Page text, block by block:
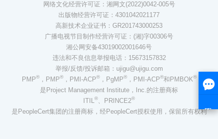
网络文化经营许可证：湘网文(2022)0042-005号
出版物经营许可证：4301042021177
高新技术企业证书：GR201743000253
广播电视节目制作经营许可证：(湘)字00306号
湘公网安备43019002001646号
违法和不良信息举报电话：15673157832
举报/反馈/投诉邮箱：ujigu@ujigu.com
PMP®，PMP®，PMI-ACP®，PgMP®，PMI-ACP®和PMBOK®
是Project Management Institute，Inc.的注册商标
ITIL®、PRINCE2®
是PeopleCert集团的注册商标，经PeopleCert授权使用，保留所有权利